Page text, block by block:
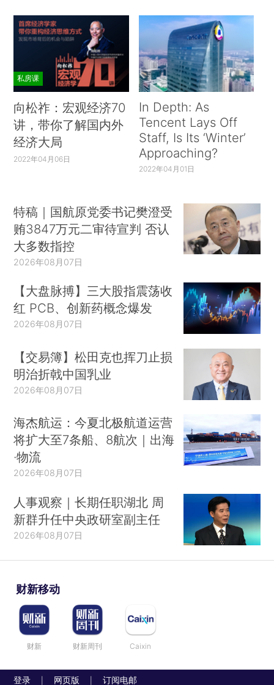
私房课
向松祚：宏观经济70
讲，带你了解国内外
经济大局
2022年04月06日
In Depth: As
Tencent Lays Off
Staff, Is Its ‘Winter’
Approaching?
2022年04月01日
特稿｜国航原党委书记樊澄受
贿3847万元二审待宣判 否认
大多数指控
2026年08月07日
【大盘脉搏】三大股指震荡收
红 PCB、创新药概念爆发
2026年08月07日
【交易簿】松田克也挥刀止损
明治折戟中国乳业
2026年08月07日
海杰航运：今夏北极航道运营
将扩大至7条船、8航次｜出海
·物流
2026年08月07日
人事观察｜长期任职湖北 周
新群升任中央政研室副主任
2026年08月07日
财新移动
财新 财新周刊 Caixin
登录 网页版 订阅电邮